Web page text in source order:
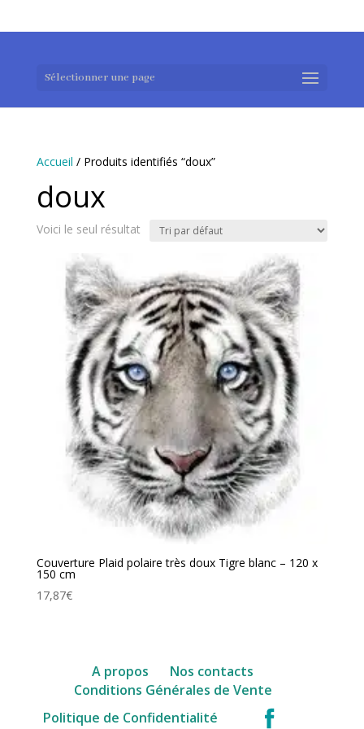
Sélectionner une page
Accueil / Produits identifiés “doux”
doux
Voici le seul résultat
Couverture Plaid polaire très doux Tigre blanc – 120 x
150 cm
17,87€
A propos
Nos contacts
Conditions Générales de Vente
Politique de Confidentialité